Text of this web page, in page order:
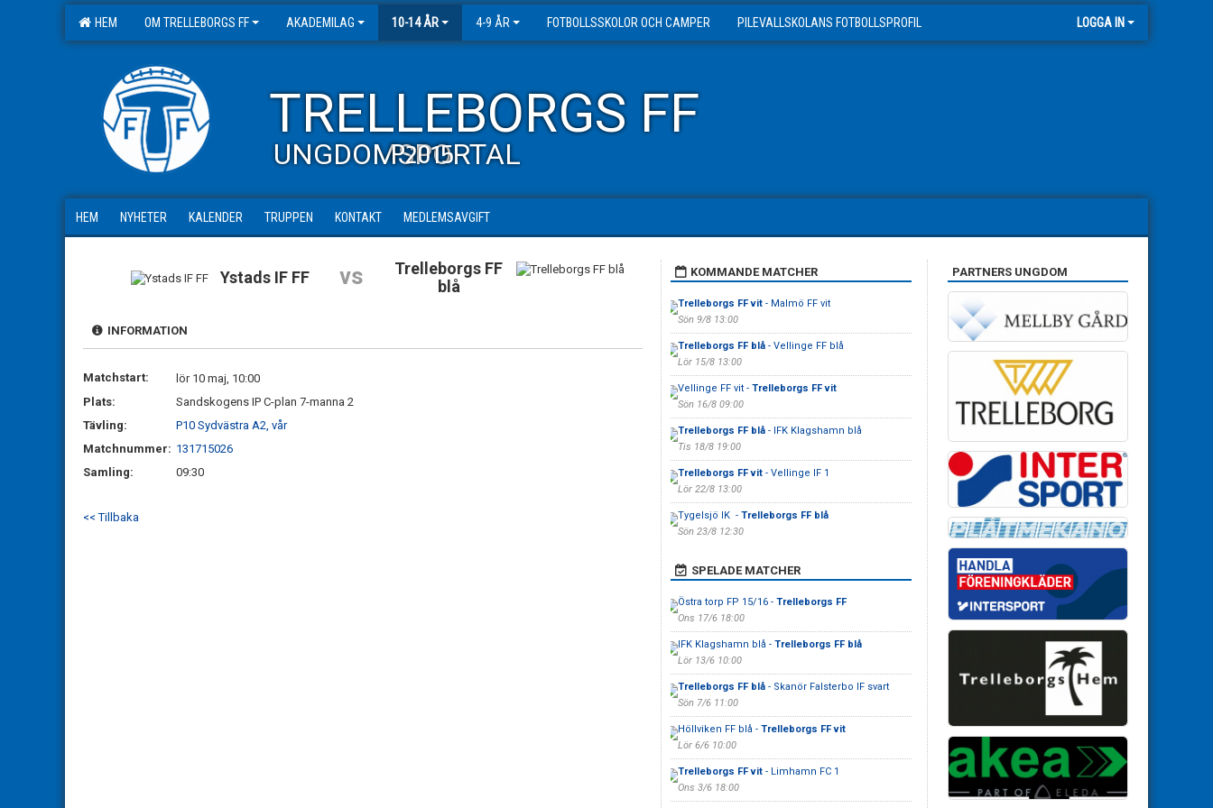
HEM OM TRELLEBORGS FF AKADEMILAG 10-14 ÅR 4-9 ÅR FOTBOLLSSKOLOR OCH CAMPER PILEVALLSKOLANS FOTBOLLSPROFIL LOGGA IN
TRELLEBORGS FF
UNGDOMSPORTAL
P2015
HEM NYHETER KALENDER TRUPPEN KONTAKT MEDLEMSAVGIFT
Ystads IF FF vs
Trelleborgs FF
blå
INFORMATION
Matchstart:
lör 10 maj, 10:00
Plats:
Sandskogens IP C-plan 7-manna 2
Tävling:
P10 Sydvästra A2, vår
Matchnummer: 131715026
Samling:
09:30
<< Tillbaka
KOMMANDE MATCHER
Trelleborgs FF vit- Malmö FF vit
Sön 9/8 13:00
Trelleborgs FF blå- Vellinge FF blå
Lör 15/8 13:00
Vellinge FF vit - Trelleborgs FF vit
Sön 16/8 09:00
Trelleborgs FF blå- IFK Klagshamn blå
Tis 18/8 19:00
Trelleborgs FF vit- Vellinge IF 1
Lör 22/8 13:00
Tygelsjö IK - Trelleborgs FF blå
Sön 23/8 12:30
SPELADE MATCHER
Östra torp FP 15/16 - Trelleborgs FF
Ons 17/6 18:00
IFK Klagshamn blå - Trelleborgs FF blå
Lör 13/6 10:00
Trelleborgs FF blå- Skanör Falsterbo IF svart
Sön 7/6 11:00
Höllviken FF blå - Trelleborgs FF vit
Lör 6/6 10:00
Trelleborgs FF vit- Limhamn FC 1
Ons 3/6 18:00
PARTNERS UNGDOM